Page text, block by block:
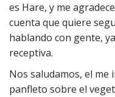
es Hare, y me
cuenta que quiere
hablando con gente,
receptiva.
Nos saludamos, el me
panfleto sobre el